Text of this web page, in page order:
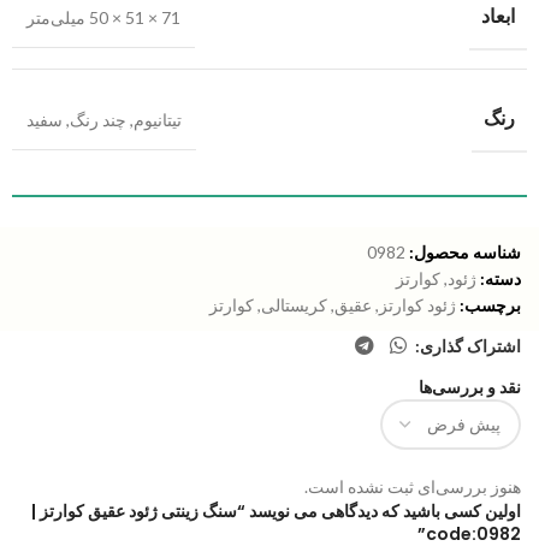
ابعاد 71 × 51 × 50 میلی‌متر
رنگ تیتانیوم, چند رنگ, سفید
شناسه محصول: 0982
دسته: ژئود,کوارتز
برچسب: ژئود کوارتز , عقیق,کریستالی,کوارتز
اشتراک گذاری:
نقد و بررسی‌ها
هنوز بررسی‌ای ثبت نشده است.
اولین کسی باشید که دیدگاهی می نویسد “سنگ زینتی ژئود عقیق کوارتز |
code:0982”